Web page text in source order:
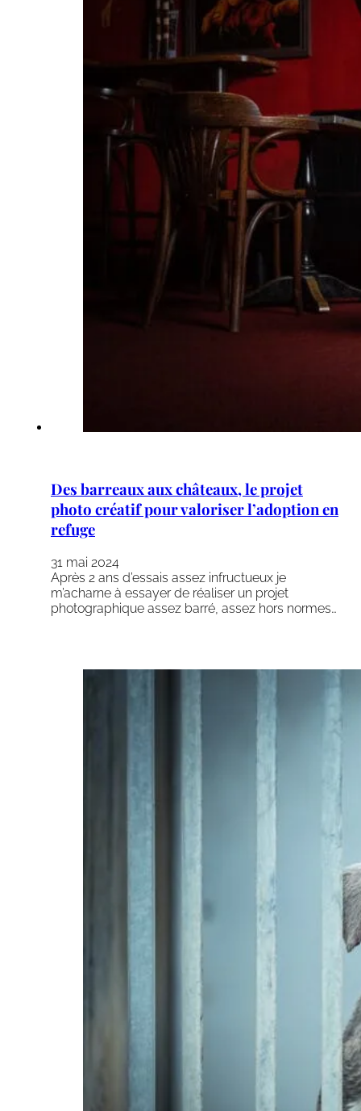
Des barreaux aux châteaux, le projet
photo créatif pour valoriser l’adoption en
refuge
31 mai 2024
Après 2 ans d’essais assez infructueux je
m’acharne à essayer de réaliser un projet
photographique assez barré, assez hors normes…